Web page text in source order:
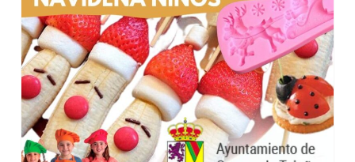
Navideña
para
niños